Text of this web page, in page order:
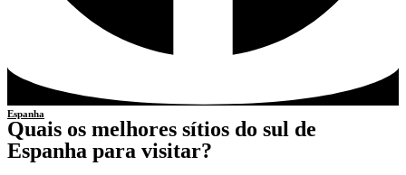
Espanha
Quais os melhores sítios do sul de
Espanha para visitar?